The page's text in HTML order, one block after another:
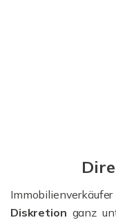
Diskretion ganz